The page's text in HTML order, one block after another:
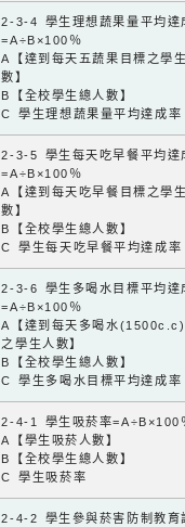
2-3-4 學生理想蔬果量平均達
=A÷B×100％
A【達到每天五蔬果目標之學
數】
B【全校學生總人數】
C 學生理想蔬果量平均達成率
2-3-5 學生每天吃早餐平均達
=A÷B×100％
A【達到每天吃早餐目標之學
數】
B【全校學生總人數】
C 學生每天吃早餐平均達成率
2-3-6 學生多喝水目標平均達
=A÷B×100％
A【達到每天多喝水
之學生人數】
B【全校學生總人數】
C 學生多喝水目標平均達成率
2-4-1 學生吸菸率=A÷B×100
A【學生吸菸人數】
B【全校學生總人數】
C 學生吸菸率
2-4-2 學生參與菸害防制教育